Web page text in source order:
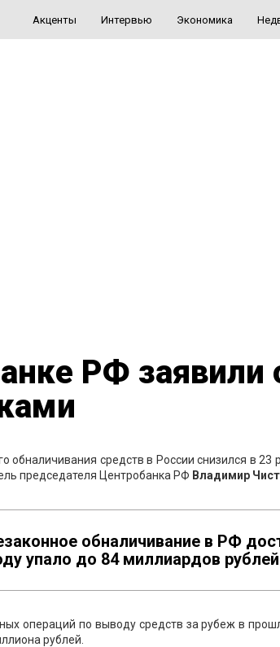
Акценты Интервью Экономика
РФ заявили
обналичивания средств в России снизился в 23
председателя Центробанка РФ Владимир
обналичивание в РФ
упало до 84 миллиардов
операций по выводу средств за рубеж в
рублей.